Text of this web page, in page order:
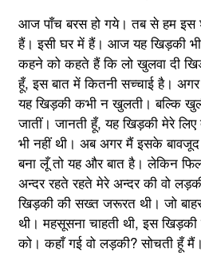
आज पाँच बरस हो गये। तब से हम इस
हैं। इसी घर में हैं। आज यह खिड़की
कहने को कहते हैं कि लो खुलवा दी
हूँ, इस बात में कितनी सच्चाई है। अगर
यह खिड़की कभी न खुलती। बल्कि
जातीं। जानती हूँ, यह खिड़की मेरे
भी नहीं थी। अब अगर मैं इसके
बना लूँ तो यह और बात है। लेकिन
अन्दर रहते रहते मेरे अन्दर की वो
खिड़की की सख्त जरूरत थी। जो
थी। महसूसना चाहती थी, इस
को। कहाँ गई वो लड़की? सोचती हूँ मैं।